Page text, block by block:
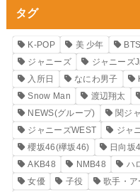
タグ
K-POP 美 少年 BTS
ジャニーズ
ジャニーズ
入所日
なにわ男子
Snow Man
渡辺翔太
NEWS(グループ)
関ジ
ジャニーズWEST
ジャ
櫻坂46(欅坂46)
日向坂
AKB48
NMB48 ハ
女優
子役 歌手・ア